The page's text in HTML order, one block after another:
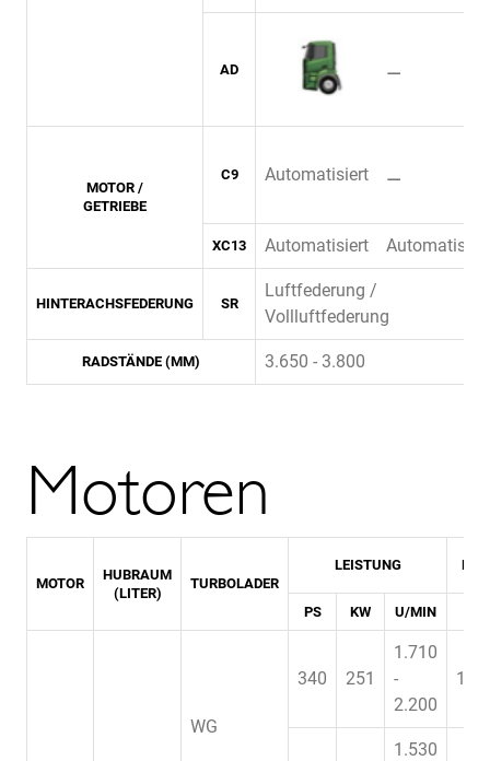
AD ⚊
MOTOR /
GETRIEBE
C9 Automatisiert ⚊
XC13 Automatisiert Automatisiert
HINTERACHSFEDERUNG SR
Luftfederung /
Vollluftfederung
RADSTÄNDE (MM) 3.650 - 3.800
Motoren
MOTOR
HUBRAUM
(LITER)
TURBOLADER
LEISTUNG
PS KW U/MIN
WG
340 251
1.710
-
2.200
1.530